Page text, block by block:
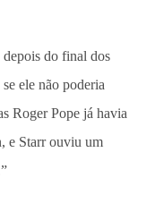
do final dos
ele não poderia
Roger Pope já havia
e Starr ouviu um